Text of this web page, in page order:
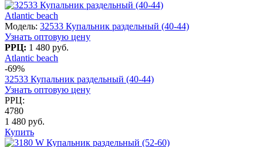
Atlantic beach
Модель: 32533 Купальник раздельный (40-44)
Узнать оптовую цену
РРЦ: 1 480 руб.
Atlantic beach
-69%
32533 Купальник раздельный (40-44)
Узнать оптовую цену
РРЦ:
4780
1 480 руб.
Купить